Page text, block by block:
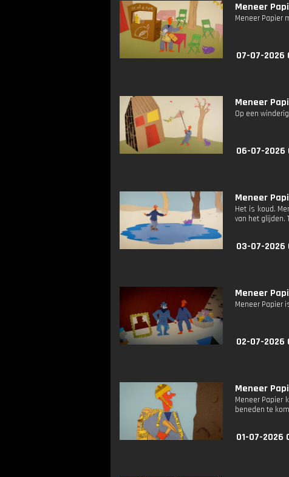
Meneer
Meneer Papier
07-07-2026
Meneer
Op een
06-07-2026
Meneer
Het is koud.
van het glijden.
03-07-2026
Meneer
Meneer Papier
02-07-2026
Meneer
Meneer Papier
beneden te
01-07-2026